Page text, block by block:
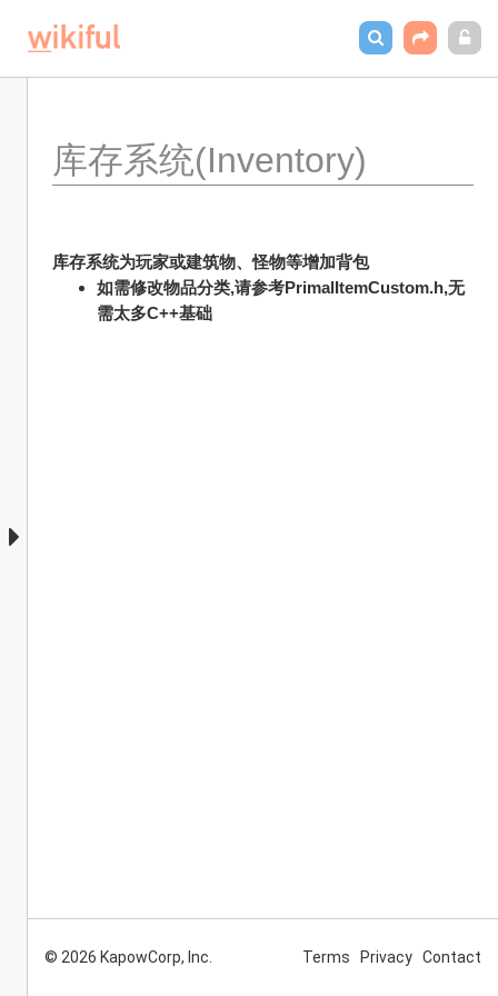
库存系统(Inventory)
库存系统为玩家或建筑物、怪物等增加背包
如需修改物品分类,请参考PrimalItemCustom.h,无
需太多C++基础
© 2026 KapowCorp, Inc. Terms Privacy Contact